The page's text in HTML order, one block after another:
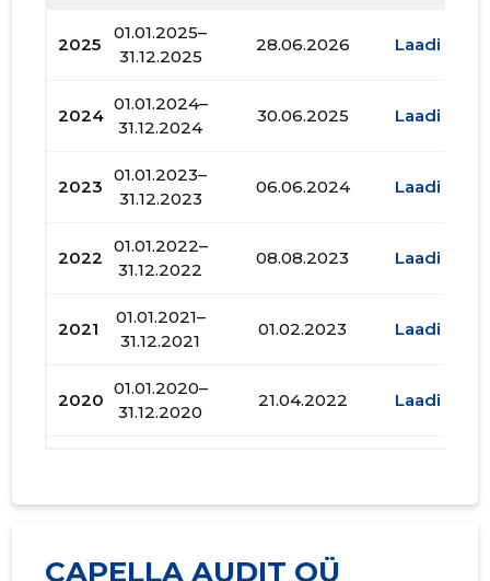
2025
01.01.2025–
31.12.2025
28.06.2026 Laadi alla
2024
01.01.2024–
31.12.2024
30.06.2025 Laadi alla
2023
01.01.2023–
31.12.2023
06.06.2024 Laadi alla
2022
01.01.2022–
31.12.2022
08.08.2023 Laadi alla
2021
01.01.2021–
31.12.2021
01.02.2023 Laadi alla
2020
01.01.2020–
31.12.2020
21.04.2022 Laadi alla
CAPELLA AUDIT OÜ